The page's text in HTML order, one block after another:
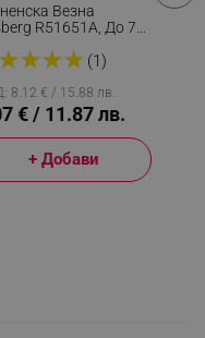
Везна
R51651A, До 7
Бял
★★★★(1)
8.12 € / 15.88 лв.
€ / 11.87 лв.
+ Добави